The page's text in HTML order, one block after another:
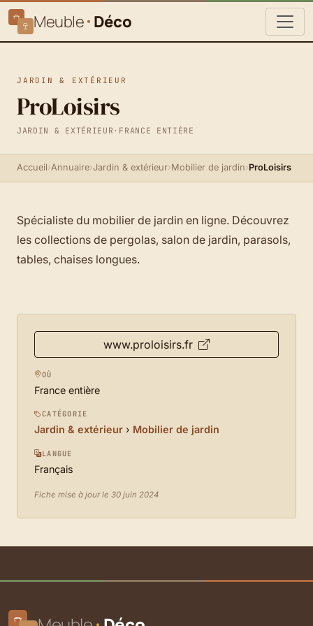
Meuble Déco
JARDIN & EXTÉRIEUR
ProLoisirs
JARDIN & EXTÉRIEUR · FRANCE ENTIÈRE
Accueil›Annuaire›Jardin & extérieur›Mobilier de jardin›ProLoisirs
Spécialiste du mobilier de jardin en ligne. Découvrez
les collections de pergolas, salon de jardin, parasols,
tables, chaises longues.
www.proloisirs.fr
OÙ
France entière
CATÉGORIE
Jardin & extérieur › Mobilier de jardin
LANGUE
Français
Fiche mise à jour le 30 juin 2024